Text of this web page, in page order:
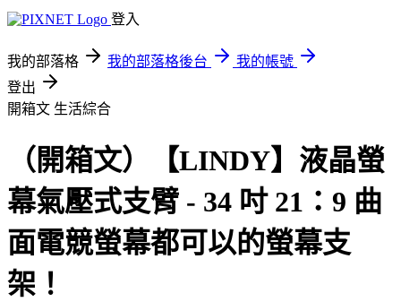
登入
我的部落格 我的部落格後台
我的帳號
登出
開箱文 生活綜合
（開箱文）【LINDY】液晶螢
幕氣壓式支臂 - 34 吋 21：9 曲
面電競螢幕都可以的螢幕支
架！